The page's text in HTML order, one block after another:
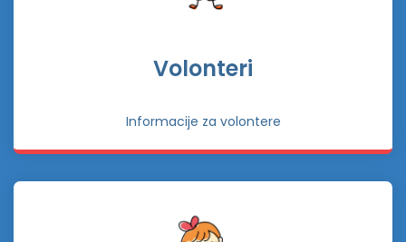
Volonteri
Informacije za volontere